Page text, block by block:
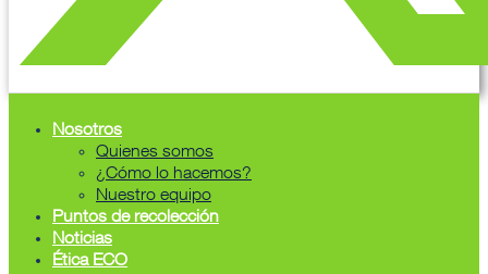
Nosotros
Quienes somos
¿Cómo lo hacemos?
Nuestro equipo
Puntos de recolección
Noticias
Ética ECO